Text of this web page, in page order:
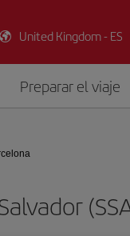
United Kingdom - ES
Preparar el viaje